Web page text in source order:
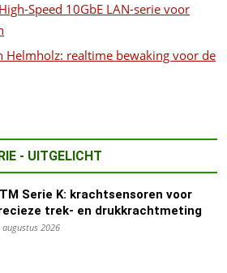
Speed 10GbE LAN-serie voor
Helmholz: realtime bewaking voor de
- UITGELICHT
Serie K: krachtsensoren voor
trek- en drukkrachtmeting
augustus 2026